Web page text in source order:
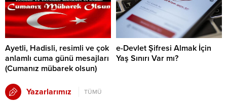
Ayetli, Hadisli, resimli ve çok
anlamlı cuma günü mesajları
(Cumanız mübarek olsun)
e-Devlet Şifresi Almak İçin
Yaş Sınırı Var mı?
Yazarlarımız TÜMÜ